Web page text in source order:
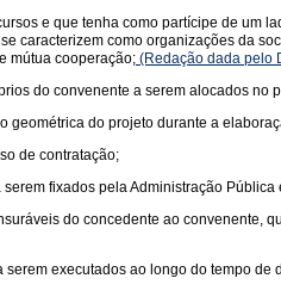
e que tenha como partícipe de um
caracterizem como organizações da
mútua cooperação; (Redação dada pelo
do convenente a serem alocados no
geométrica do projeto durante a
de contratação;
fixados pela Administração
do concedente ao convenente,
executados ao longo do tempo